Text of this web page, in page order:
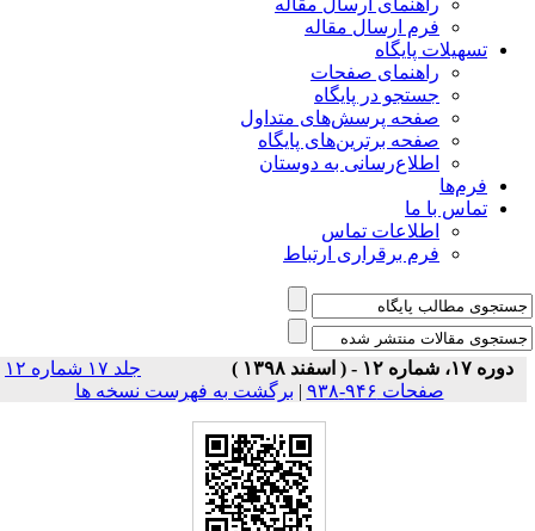
راهنمای ارسال مقاله
فرم ارسال مقاله
تسهیلات پایگاه
راهنمای صفحات
جستجو در پایگاه
صفحه پرسش‌های متداول
صفحه برترین‌های پایگاه
اطلاع‌رسانی به دوستان
فرم‌ها
تماس با ما
اطلاعات تماس
فرم برقراری ارتباط
دوره ۱۷، شماره ۱۲ - ( اسفند ۱۳۹۸ )
جلد ۱۷ شماره ۱۲
صفحات ۹۴۶-۹۳۸
|برگشت به فهرست نسخه ها